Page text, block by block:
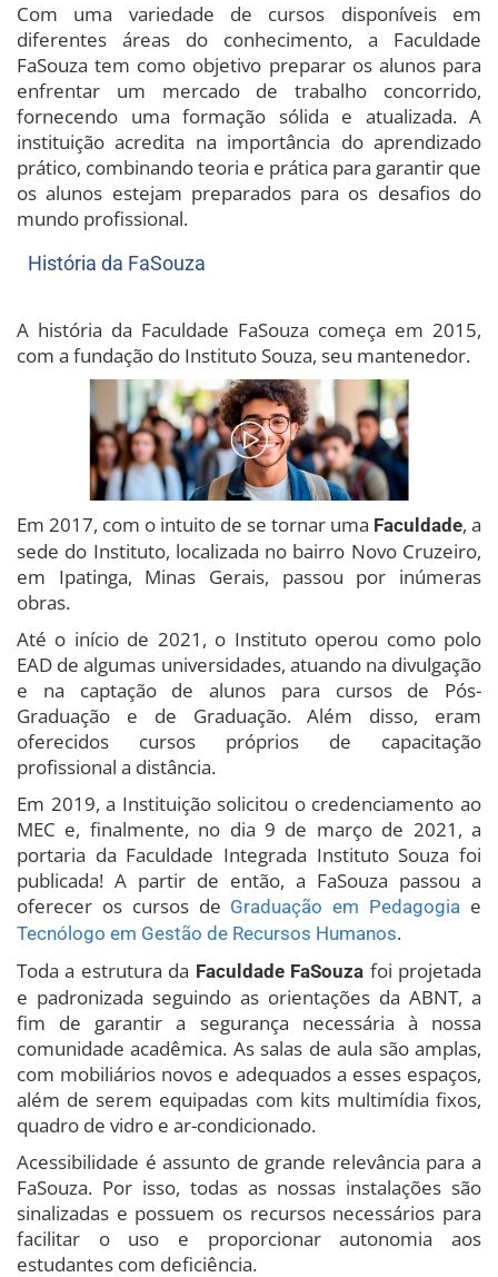
Com uma variedade de cursos disponíveis em
diferentes áreas do conhecimento, a Faculdade
FaSouza tem como objetivo preparar os alunos para
enfrentar um mercado de trabalho concorrido,
fornecendo uma formação sólida e atualizada. A
instituição acredita na importância do aprendizado
prático, combinando teoria e prática para garantir que
os alunos estejam preparados para os desafios do
mundo profissional.
História da FaSouza
A história da Faculdade FaSouza começa em 2015,
com a fundação do Instituto Souza, seu mantenedor.
Em 2017, com o intuito de se tornar uma Faculdade, a
sede do Instituto, localizada no bairro Novo Cruzeiro,
em Ipatinga, Minas Gerais, passou por inúmeras
obras.
Até o início de 2021, o Instituto operou como polo
EAD de algumas universidades, atuando na divulgação
e na captação de alunos para cursos de Pós-
Graduação e de Graduação. Além disso, eram
oferecidos cursos próprios de capacitação
profissional a distância.
Em 2019, a Instituição solicitou o credenciamento ao
MEC e, finalmente, no dia 9 de março de 2021, a
portaria da Faculdade Integrada Instituto Souza foi
publicada! A partir de então, a FaSouza passou a
oferecer os cursos de Graduação em Pedagogia e
Tecnólogo em Gestão de Recursos Humanos.
Toda a estrutura da Faculdade FaSouza foi projetada
e padronizada seguindo as orientações da ABNT, a
fim de garantir a segurança necessária à nossa
comunidade acadêmica. As salas de aula são amplas,
com mobiliários novos e adequados a esses espaços,
além de serem equipadas com kits multimídia fixos,
quadro de vidro e ar-condicionado.
Acessibilidade é assunto de grande relevância para a
FaSouza. Por isso, todas as nossas instalações são
sinalizadas e possuem os recursos necessários para
facilitar o uso e proporcionar autonomia aos
estudantes com deficiência.